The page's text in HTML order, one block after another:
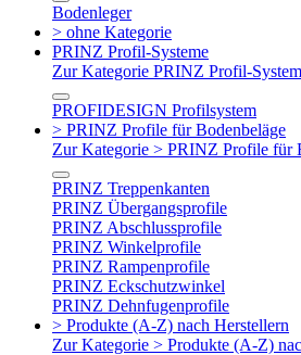
Bodenleger
> ohne Kategorie
PRINZ Profil-Systeme
Zur Kategorie PRINZ Profil-
PROFIDESIGN Profilsystem
> PRINZ Profile für Bodenbeläge
Zur Kategorie > PRINZ Profile für
PRINZ Treppenkanten
PRINZ Übergangsprofile
PRINZ Abschlussprofile
PRINZ Winkelprofile
PRINZ Rampenprofile
PRINZ Eckschutzwinkel
PRINZ Dehnfugenprofile
> Produkte (A-Z) nach Herstellern
Zur Kategorie > Produkte (A-Z)